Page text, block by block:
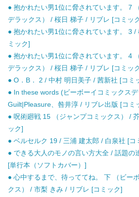
● 抱かれたい男1位に脅されています。 7
デラックス） / 桜日 梯子 / リブレ [コミッ
● 抱かれたい男1位に脅されています。 3 /
ミック]
● 抱かれたい男1位に脅されています。 4
デラックス） / 桜日 梯子 / リブレ [コミッ
● O．B． 2 / 中村 明日美子 / 茜新社 [コミ
● In these words (ビーボーイコミックス
Guilt|Pleasure、咎井淳 / リブレ出版 [コミ
● 呪術廻戦 15 （ジャンプコミックス） /
ック]
● ベルセルク 19 / 三浦 建太郎 / 白泉社 [コ
● できる大人のモノの言い方大全 / 話題の
[単行本（ソフトカバー）]
● 心中するまで、待っててね。 下 （ビー
クス） / 市梨 きみ / リブレ [コミック]